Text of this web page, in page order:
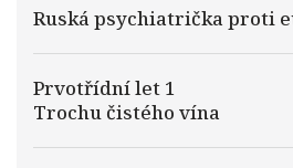
Ruská psychiatrička proti
Prvotřídní let 1
Trochu čistého vína